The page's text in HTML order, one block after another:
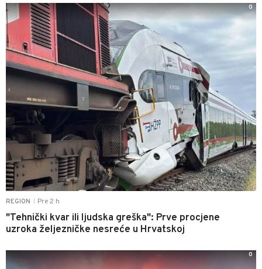
REGION Pre 2 h
"Tehnički kvar ili ljudska greška": Prve procjene
uzroka željezničke nesreće u Hrvatskoj
0
0